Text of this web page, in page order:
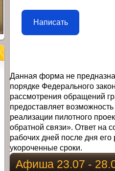
Написать
Данная форма не
порядке Федерального
рассмотрения обращений
предоставляет
реализации пилотного
обратной связи». Ответ на
рабочих дней после дня
укороченные сроки.
Афиша 23.07 -